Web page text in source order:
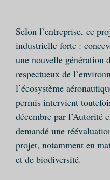
Selon l’entreprise, ce
industrielle forte :
une nouvelle génération
respectueux de
l’écosystème
permis intervient
décembre par l’Autorité
demandé une
projet, notamment en
et de biodiversité.